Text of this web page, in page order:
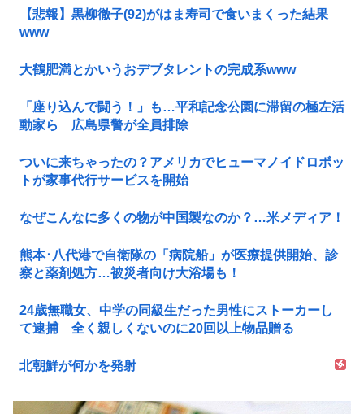
【悲報】黒柳徹子(92)がはま寿司で食いまくった結果
www
大鶴肥満とかいうおデブタレントの完成系www
「座り込んで闘う！」も…平和記念公園に滞留の極左活
動家ら 広島県警が全員排除
ついに来ちゃったの？アメリカでヒューマノイドロボッ
トが家事代行サービスを開始
なぜこんなに多くの物が中国製なのか？…米メディア！
熊本･八代港で自衛隊の「病院船」が医療提供開始、診
察と薬剤処方…被災者向け大浴場も！
24歳無職女、中学の同級生だった男性にストーカーし
て逮捕 全く親しくないのに20回以上物品贈る
北朝鮮が何かを発射